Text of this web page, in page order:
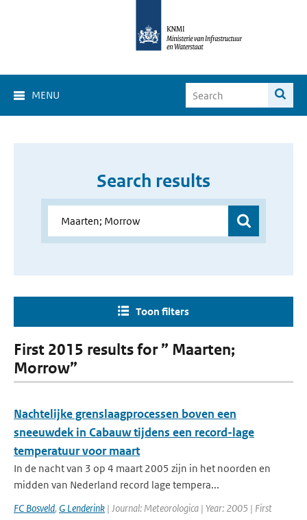
MENU
Search results
Toon filters
First 2015 results for ” Maarten;
Morrow”
Nachtelijke grenslaagprocessen boven een
sneeuwdek in Cabauw tijdens een record-lage
temperatuur voor maart
In de nacht van 3 op 4 maart 2005 zijn in het noorden en
midden van Nederland record lage tempera...
FC Bosveld, G Lenderink | Journal: Meteorologica | Year: 2005 | First